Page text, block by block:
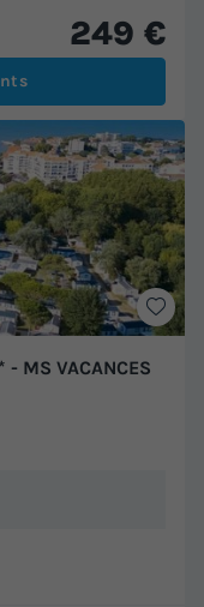
249 €
MS VACANCES